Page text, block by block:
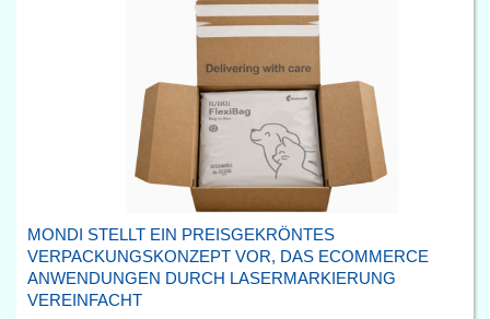
MONDI STELLT EIN PREISGEKRÖNTES
VERPACKUNGSKONZEPT VOR, DAS ECOMMERCE
ANWENDUNGEN DURCH LASERMARKIERUNG
VEREINFACHT